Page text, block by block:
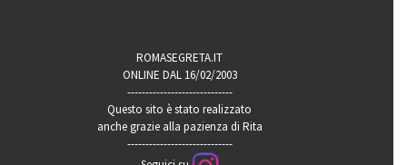
ROMASEGRETA.IT
ONLINE DAL 16/02/2003
-----------------------------
Questo sito è stato realizzato
anche grazie alla pazienza di Rita
-----------------------------